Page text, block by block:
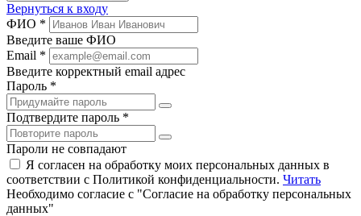
Вернуться к входу
ФИО *
Введите ваше ФИО
Email *
Введите корректный email адрес
Пароль *
Подтвердите пароль *
Пароли не совпадают
Я согласен на обработку моих персональных данных в
соответствии с Политикой конфиденциальности. Читать
Необходимо согласие с "Согласие на обработку персональных
данных"